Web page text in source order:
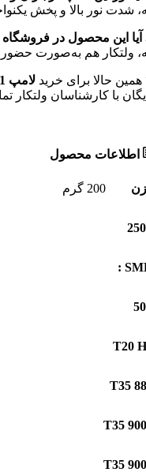
شدت نور بالا و پخش
آیا این محصول در
ولتکار هم به‌صورت
همین حالا برای خرید لامپ
با کارشناسان ولتکار
اطلاعات محصول
200 گرم
T20
T35
T35
T35